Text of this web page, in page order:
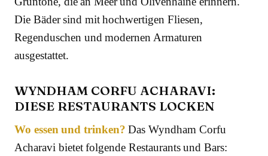
Die Bäder sind mit hochwertigen Fliesen,
Regenduschen und modernen Armaturen
ausgestattet.
WYNDHAM CORFU ACHARAVI:
DIESE RESTAURANTS LOCKEN
Wo essen und trinken? Das Wyndham Corfu
Acharavi bietet folgende Restaurants und Bars: